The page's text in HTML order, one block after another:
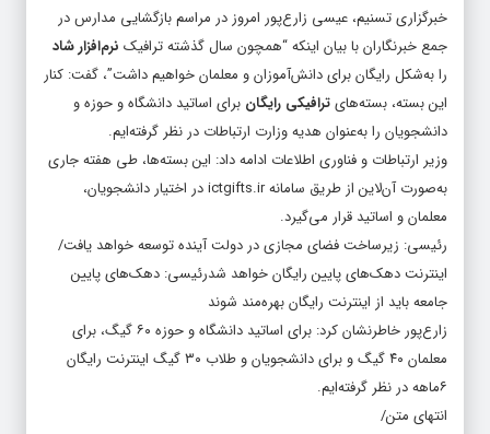
خبرگزاری تسنیم، عیسی زارع‌پور امروز در مراسم بازگشایی مدارس در
جمع خبرنگاران با بیان اینکه “همچون سال گذشته ترافیک نرم‌افزار شاد
را به‌شکل رایگان برای دانش‌آموزان و معلمان خواهیم داشت”، گفت: کنار
این بسته، بسته‌هایترافیکی رایگان برای اساتید دانشگاه و حوزه و
دانشجویان را به‌عنوان هدیه وزارت ارتباطات در نظر گرفته‌ایم.
وزیر ارتباطات و فناوری اطلاعات ادامه داد: این بسته‌ها، طی هفته جاری
به‌صورت آن‌لاین از طریق سامانه ictgifts.ir در اختیار دانشجویان،
معلمان و اساتید قرار می‌گیرد.
رئیسی: زیرساخت فضای‌ مجازی در دولت آینده توسعه خواهد یافت/
اینترنت دهک‌های پایین رایگان خواهد شدرئیسی: دهک‌های پایین
جامعه باید از اینترنت رایگان بهره‌مند شوند
زارع‌پور خاطرنشان کرد: برای اساتید دانشگاه و حوزه ۶۰ گیگ، برای
معلمان ۴۰ گیگ و برای دانشجویان و طلاب ۳۰ گیگ اینترنت رایگان
۶ماهه در نظر گرفته‌ایم.
انتهای متن/